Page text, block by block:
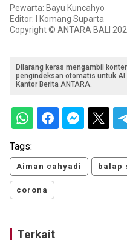
Pewarta: Bayu Kuncahyo
Editor: I Komang Suparta
Copyright © ANTARA BALI
Dilarang keras mengambil
pengindeksan otomatis untuk
Kantor Berita ANTARA.
Tags:
Aiman cahyadi balap
corona
Terkait